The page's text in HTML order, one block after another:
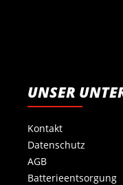
UNSER
Kontakt
Datenschutz
AGB
Batterieentsorgung